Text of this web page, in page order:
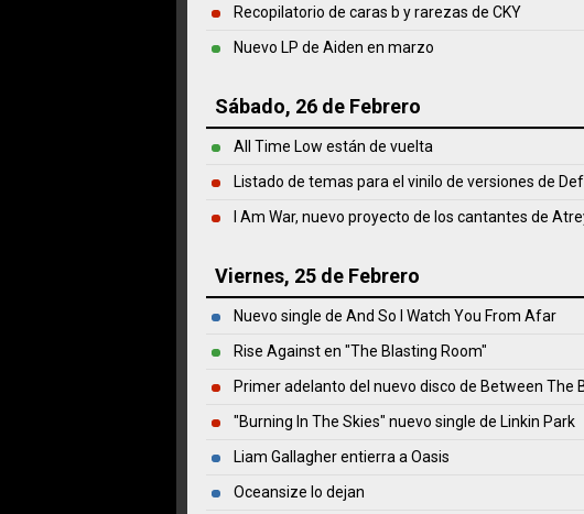
Recopilatorio de caras b y rarezas de CKY
Nuevo LP de Aiden en marzo
Sábado, 26 de Febrero
All Time Low están de vuelta
Listado de temas para el vinilo de versiones de
I Am War, nuevo proyecto de los cantantes de
Viernes, 25 de Febrero
Nuevo single de And So I Watch You From Afar
Rise Against en "The Blasting Room"
Primer adelanto del nuevo disco de Between The
"Burning In The Skies" nuevo single de Linkin Park
Liam Gallagher entierra a Oasis
Oceansize lo dejan